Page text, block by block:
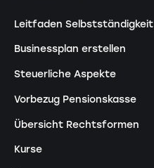
Leitfaden Selbstständigkeit
Businessplan erstellen
Steuerliche Aspekte
Vorbezug Pensionskasse
Übersicht Rechtsformen
Kurse